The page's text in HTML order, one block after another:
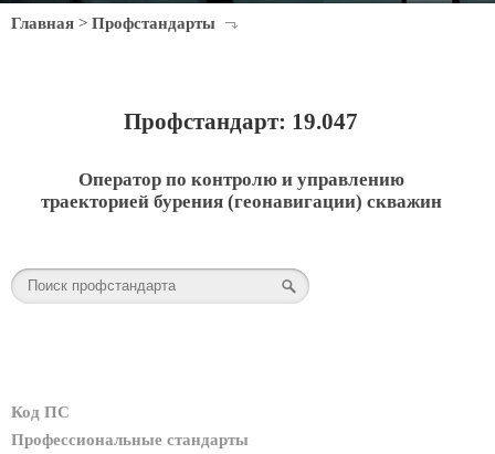
Главная > Профстандарты
Профстандарт: 19.047
Оператор по контролю и управлению
траекторией бурения (геонавигации) скважин
Код ПС
Профессиональные стандарты